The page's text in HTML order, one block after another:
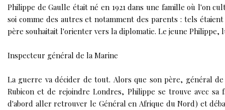
Philippe de Gaulle était né en 1921 dans une famille où l'on
soi comme des autres et notamment des parents : tels
père souhaitait l'orienter vers la diplomatie. Le jeune
Inspecteur général de la Marine
La guerre va décider de tout. Alors que son père, général
Rubicon et de rejoindre Londres, Philippe se trouve avec
d'abord aller retrouver le Général en Afrique du Nord) et